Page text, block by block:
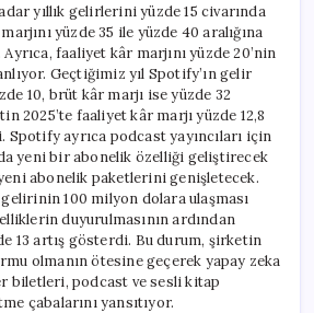
yıllık gelirlerini yüzde 15 civarında
yüzde 35 ile yüzde 40 aralığına
faaliyet kâr marjını yüzde 20’nin
Geçtiğimiz yıl Spotify’ın gelir
10, brüt kâr marjı ise yüzde 32
2025’te faaliyet kâr marjı yüzde 12,8
ayrıca podcast yayıncıları için
yeni bir abonelik özelliği geliştirecek
abonelik paketlerini genişletecek.
gelirinin 100 milyon dolara ulaşması
duyurulmasının ardından
13 artış gösterdi. Bu durum, şirketin
olmanın ötesine geçerek yapay zeka
biletleri, podcast ve sesli kitap
çabalarını yansıtıyor.